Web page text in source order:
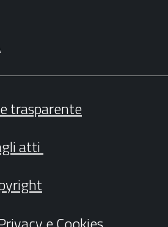
trasparente
atti